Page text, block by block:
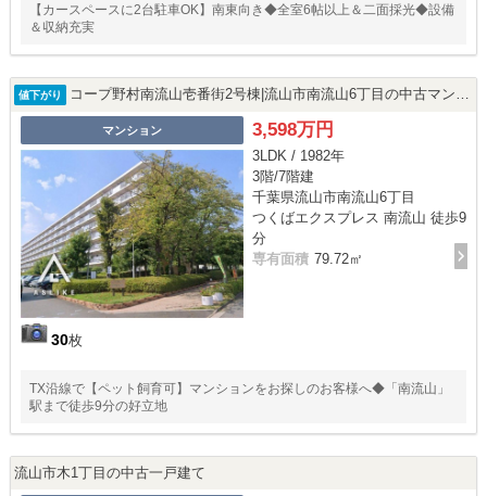
【カースペースに2台駐車OK】南東向き◆全室6帖以上＆二面採光◆設備
＆収納充実
値下がり コープ野村南流山壱番街2号棟|流山市南流山6丁目の中古マンション
マンション
30枚
3,598万円
3LDK / 1982年
3階/7階建
千葉県流山市南流山6丁目
つくばエクスプレス 南流山 徒歩9
分
専有面積 79.72㎡
TX沿線で【ペット飼育可】マンションをお探しのお客様へ◆「南流山」
駅まで徒歩9分の好立地
流山市木1丁目の中古一戸建て